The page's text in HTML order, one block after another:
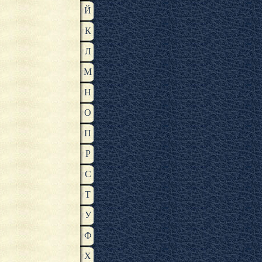
Й
К
Л
М
Н
О
П
Р
С
Т
У
Ф
Х